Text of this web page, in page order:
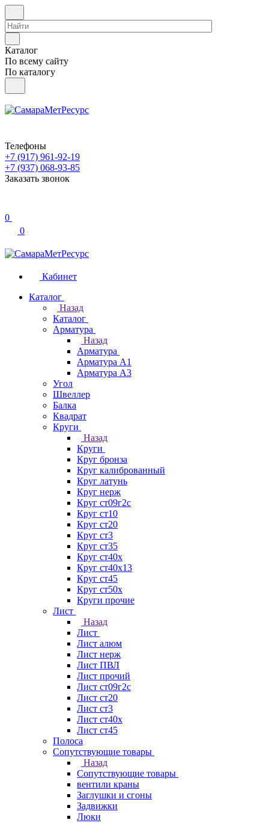
Каталог
По всему сайту
По каталогу
Телефоны
+7 (917) 961-92-19
+7 (937) 068-93-85
Заказать звонок
0
0
Кабинет
Каталог
Назад
Каталог
Арматура
Назад
Арматура
Арматура А1
Арматура А3
Угол
Швеллер
Балка
Квадрат
Круги
Назад
Круги
Круг бронза
Круг калиброванный
Круг латунь
Круг нерж
Круг ст09г2с
Круг ст10
Круг ст20
Круг ст3
Круг ст35
Круг ст40х
Круг ст40х13
Круг ст45
Круг ст50х
Круги прочие
Лист
Назад
Лист
Лист алюм
Лист нерж
Лист ПВЛ
Лист прочий
Лист ст09г2с
Лист ст20
Лист ст3
Лист ст40х
Лист ст45
Полоса
Сопутствующие товары
Назад
Сопутствующие товары
вентили краны
Заглушки и сгоны
Задвижки
Люки